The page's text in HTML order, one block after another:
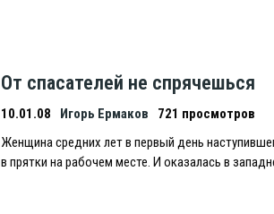
От спасателей не спрячешься
10.01.08 Игорь Ермаков
721 просмотров
Женщина средних лет в первый день
в прятки на рабочем месте. И оказалась в